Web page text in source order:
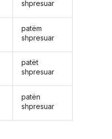
shpresuar
patëm
shpresuar
patët
shpresuar
patën
shpresuar